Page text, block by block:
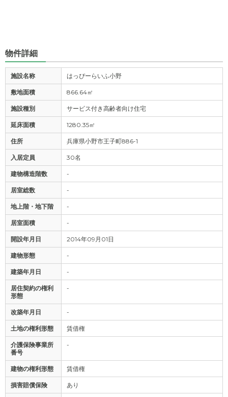
物件詳細
施設名称 はっぴーらいふ小野
敷地面積 866.64㎡
施設種別 サービス付き高齢者向け住宅
延床面積 1280.35㎡
住所 兵庫県小野市王子町886-1
入居定員 30名
建物構造階数 -
居室総数 -
地上階・地下階 -
居室面積 -
開設年月日 2014年09月01日
建物形態 -
建築年月日 -
居住契約の権利
形態
-
改築年月日 -
土地の権利形態 賃借権
介護保険事業所
番号
-
建物の権利形態 賃借権
損害賠償保険 あり